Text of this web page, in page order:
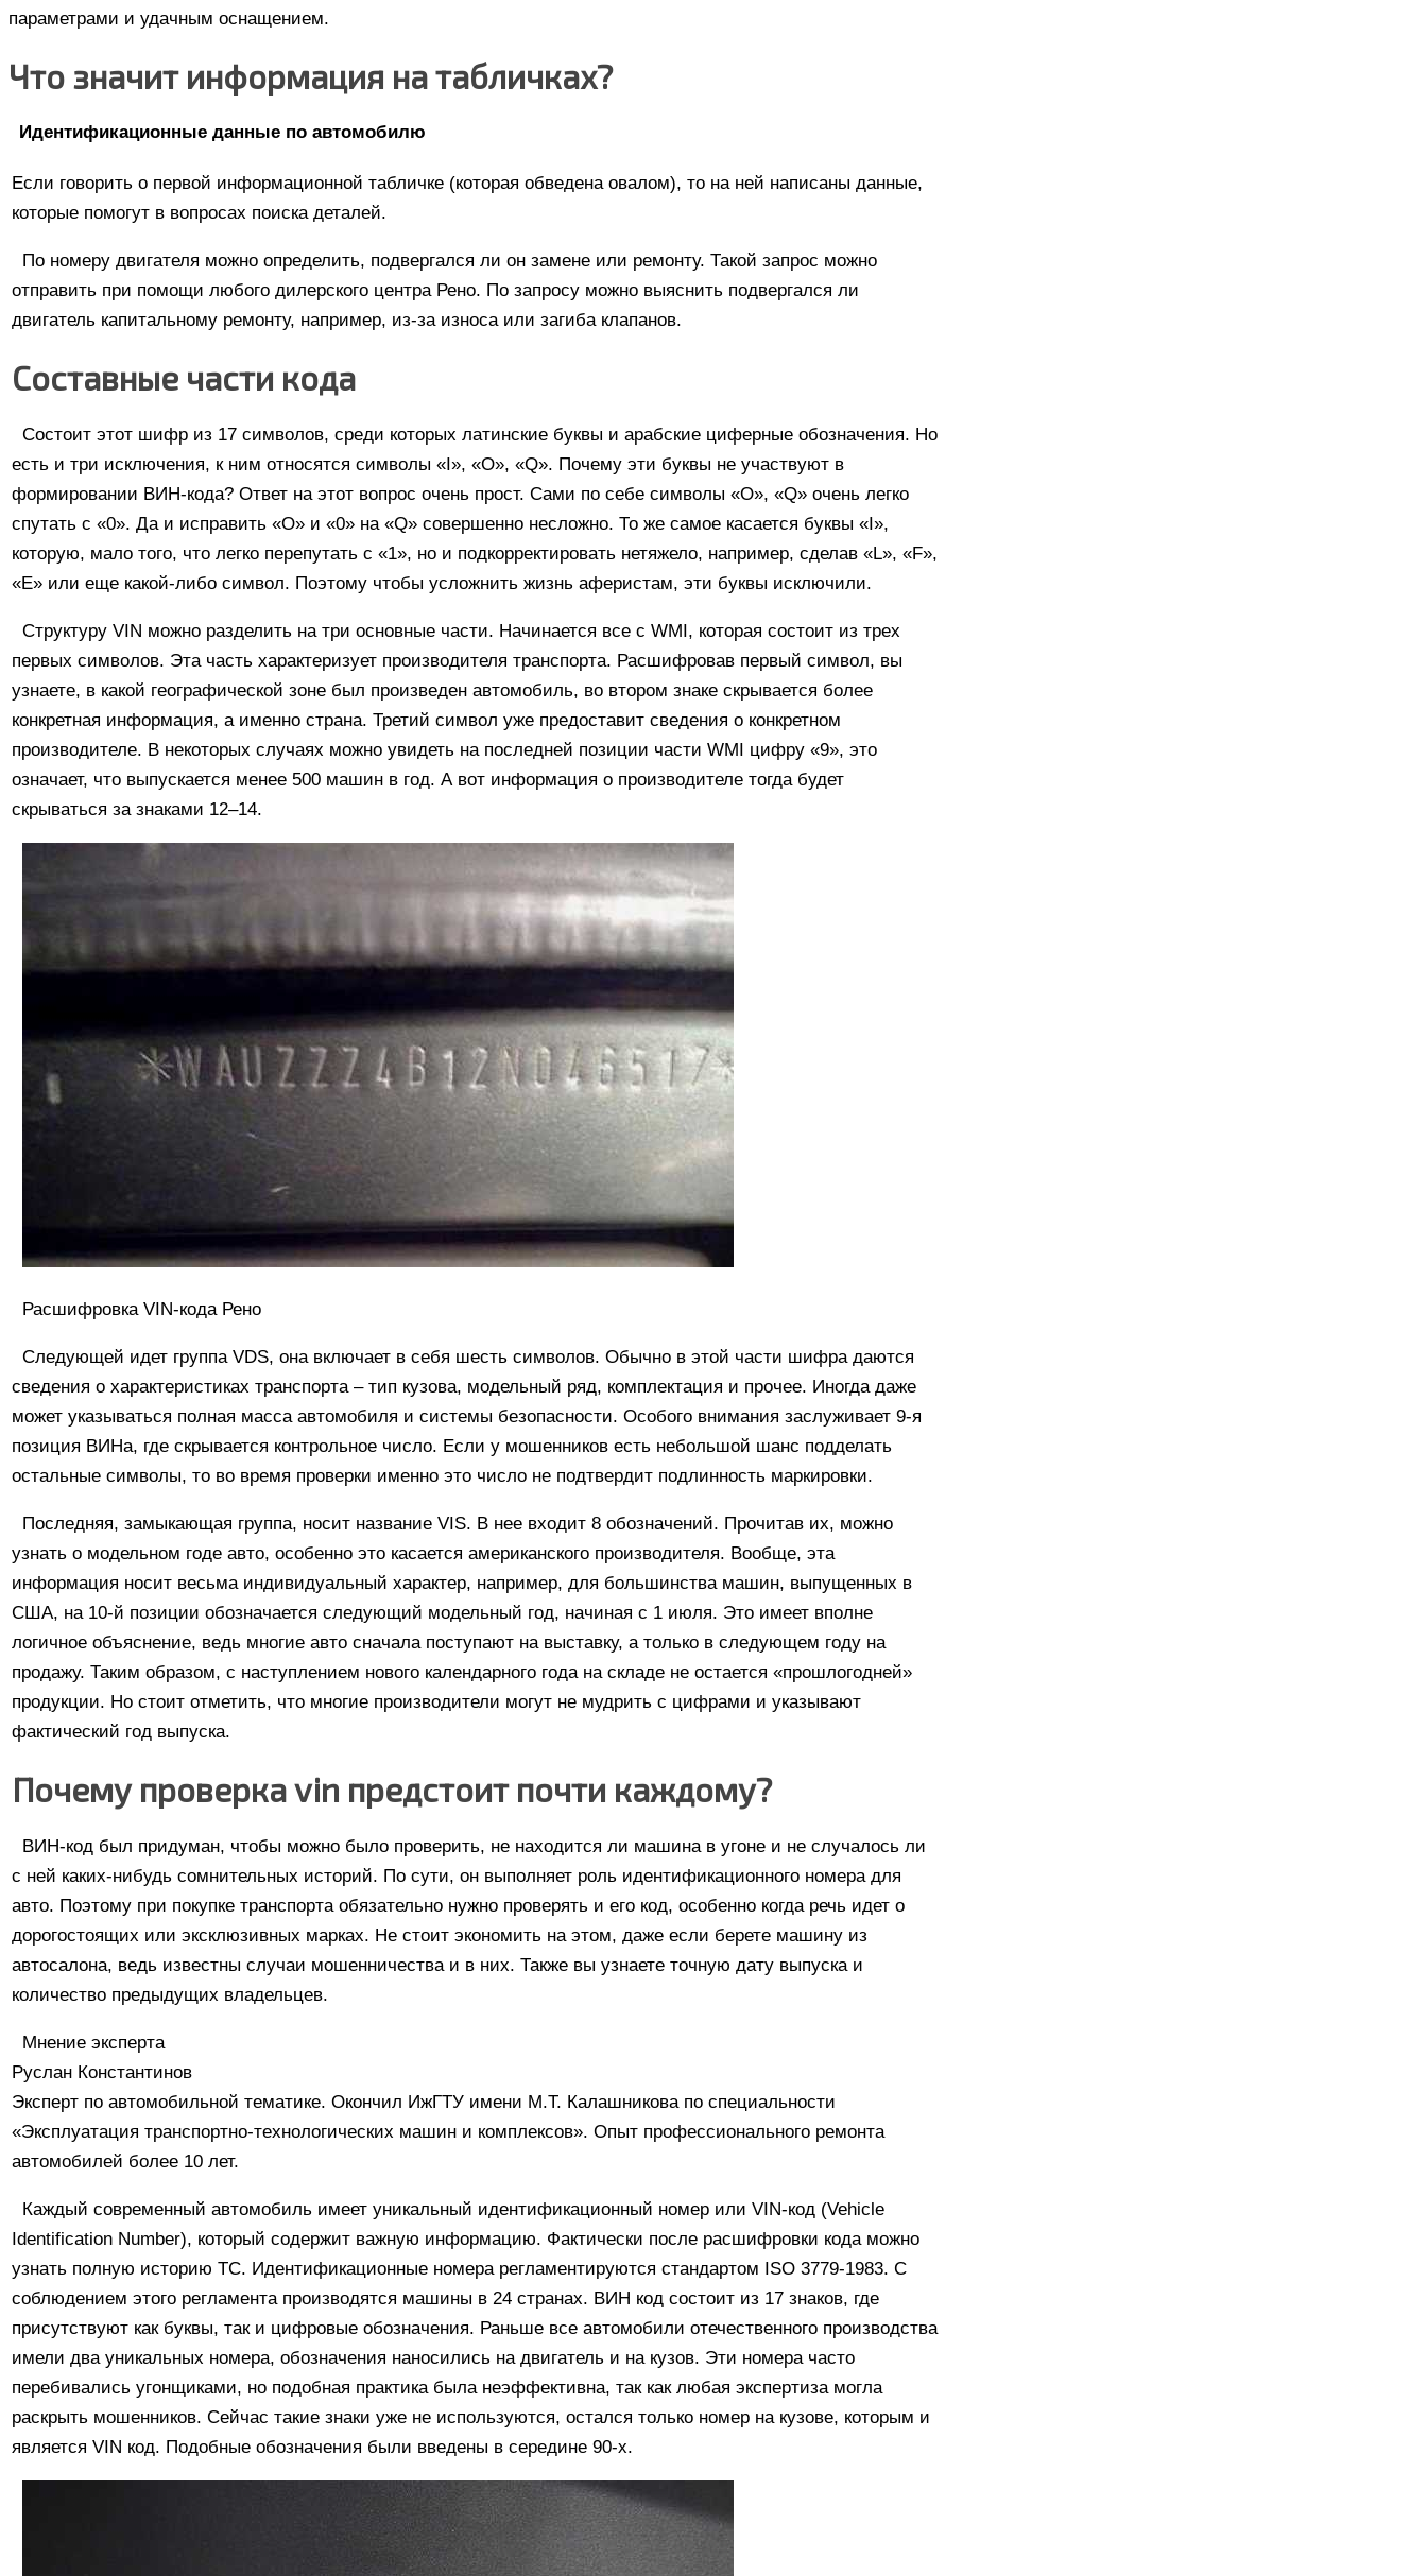
параметрами и удачным оснащением.
Что значит информация на табличках?
Идентификационные данные по автомобилю
Если говорить о первой информационной табличке (которая обведена овалом), то на ней написаны данные,
которые помогут в вопросах поиска деталей.
По номеру двигателя можно определить, подвергался ли он замене или ремонту. Такой запрос можно
отправить при помощи любого дилерского центра Рено. По запросу можно выяснить подвергался ли
двигатель капитальному ремонту, например, из-за износа или загиба клапанов.
Составные части кода
Состоит этот шифр из 17 символов, среди которых латинские буквы и арабские циферные обозначения. Но
есть и три исключения, к ним относятся символы «I», «O», «Q». Почему эти буквы не участвуют в
формировании ВИН-кода? Ответ на этот вопрос очень прост. Сами по себе символы «O», «Q» очень легко
спутать с «0». Да и исправить «О» и «0» на «Q» совершенно несложно. То же самое касается буквы «I»,
которую, мало того, что легко перепутать с «1», но и подкорректировать нетяжело, например, сделав «L», «F»,
«E» или еще какой-либо символ. Поэтому чтобы усложнить жизнь аферистам, эти буквы исключили.
Структуру VIN можно разделить на три основные части. Начинается все с WMI, которая состоит из трех
первых символов. Эта часть характеризует производителя транспорта. Расшифровав первый символ, вы
узнаете, в какой географической зоне был произведен автомобиль, во втором знаке скрывается более
конкретная информация, а именно страна. Третий символ уже предоставит сведения о конкретном
производителе. В некоторых случаях можно увидеть на последней позиции части WMI цифру «9», это
означает, что выпускается менее 500 машин в год. А вот информация о производителе тогда будет
скрываться за знаками 12–14.
Расшифровка VIN-кода Рено
Следующей идет группа VDS, она включает в себя шесть символов. Обычно в этой части шифра даются
сведения о характеристиках транспорта – тип кузова, модельный ряд, комплектация и прочее. Иногда даже
может указываться полная масса автомобиля и системы безопасности. Особого внимания заслуживает 9-я
позиция ВИНа, где скрывается контрольное число. Если у мошенников есть небольшой шанс подделать
остальные символы, то во время проверки именно это число не подтвердит подлинность маркировки.
Последняя, замыкающая группа, носит название VIS. В нее входит 8 обозначений. Прочитав их, можно
узнать о модельном годе авто, особенно это касается американского производителя. Вообще, эта
информация носит весьма индивидуальный характер, например, для большинства машин, выпущенных в
США, на 10-й позиции обозначается следующий модельный год, начиная с 1 июля. Это имеет вполне
логичное объяснение, ведь многие авто сначала поступают на выставку, а только в следующем году на
продажу. Таким образом, с наступлением нового календарного года на складе не остается «прошлогодней»
продукции. Но стоит отметить, что многие производители могут не мудрить с цифрами и указывают
фактический год выпуска.
Почему проверка vin предстоит почти каждому?
ВИН-код был придуман, чтобы можно было проверить, не находится ли машина в угоне и не случалось ли
с ней каких-нибудь сомнительных историй. По сути, он выполняет роль идентификационного номера для
авто. Поэтому при покупке транспорта обязательно нужно проверять и его код, особенно когда речь идет о
дорогостоящих или эксклюзивных марках. Не стоит экономить на этом, даже если берете машину из
автосалона, ведь известны случаи мошенничества и в них. Также вы узнаете точную дату выпуска и
количество предыдущих владельцев.
Мнение эксперта
Руслан Константинов
Эксперт по автомобильной тематике. Окончил ИжГТУ имени М.Т. Калашникова по специальности
«Эксплуатация транспортно-технологических машин и комплексов». Опыт профессионального ремонта
автомобилей более 10 лет.
Каждый современный автомобиль имеет уникальный идентификационный номер или VIN-код (Vehicle
Identification Number), который содержит важную информацию. Фактически после расшифровки кода можно
узнать полную историю ТС. Идентификационные номера регламентируются стандартом ISO 3779-1983. С
соблюдением этого регламента производятся машины в 24 странах. ВИН код состоит из 17 знаков, где
присутствуют как буквы, так и цифровые обозначения. Раньше все автомобили отечественного производства
имели два уникальных номера, обозначения наносились на двигатель и на кузов. Эти номера часто
перебивались угонщиками, но подобная практика была неэффективна, так как любая экспертиза могла
раскрыть мошенников. Сейчас такие знаки уже не используются, остался только номер на кузове, которым и
является VIN код. Подобные обозначения были введены в середине 90-х.